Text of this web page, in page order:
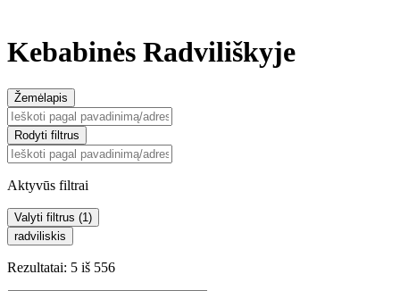
Kebabinės Radviliškyje
Žemėlapis
Rodyti filtrus
Aktyvūs filtrai
Valyti filtrus (1 )
radviliskis
Rezultatai: 5 iš 556